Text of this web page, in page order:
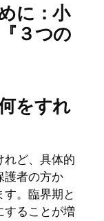
に：小
３つの
をすれ
れど、具体的
護者の方か
す。臨界期と
することが増